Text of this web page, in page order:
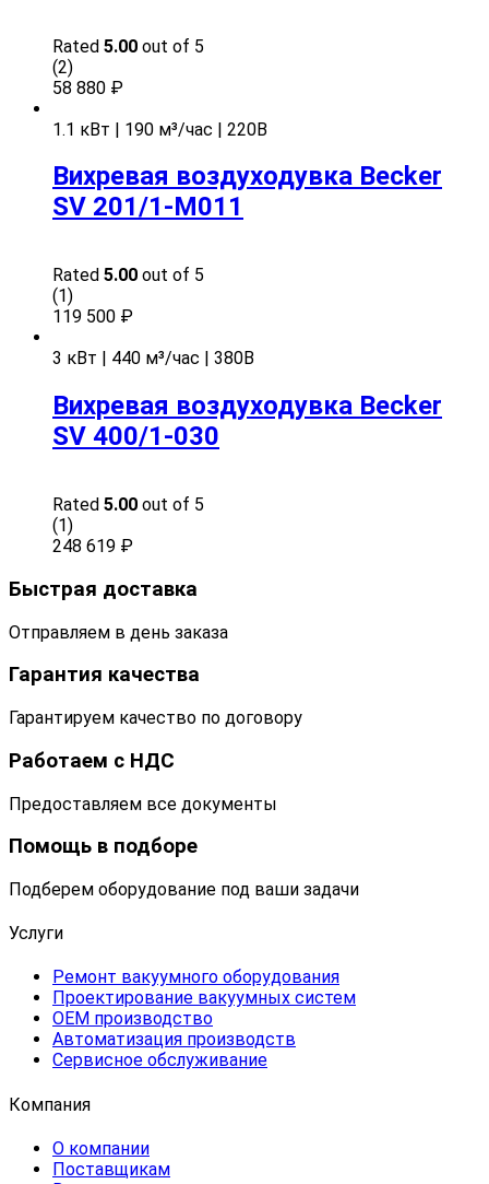
Rated 5.00 out of 5
(2)
58 880 ₽
1.1 кВт | 190 м³/час | 220В
Вихревая воздуходувка Becker
SV 201/1-M011
Rated 5.00 out of 5
(1)
119 500 ₽
3 кВт | 440 м³/час | 380В
Вихревая воздуходувка Becker
SV 400/1-030
Rated 5.00 out of 5
(1)
248 619 ₽
Быстрая доставка
Отправляем в день заказа
Гарантия качества
Гарантируем качество по договору
Работаем с НДС
Предоставляем все документы
Помощь в подборе
Подберем оборудование под ваши задачи
Услуги
Ремонт вакуумного оборудования
Проектирование вакуумных систем
OEM производство
Автоматизация производств
Сервисное обслуживание
Компания
О компании
Поставщикам